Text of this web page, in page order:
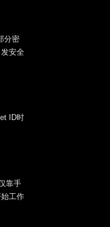
分密
安全
ID时
靠手
工作